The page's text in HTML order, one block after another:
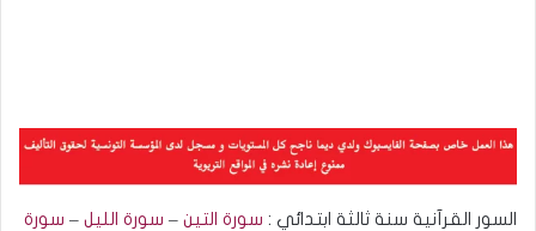
السور القرآنية سنة ثالثة ابتدائي : سورة التين – سورة الليل – سورة